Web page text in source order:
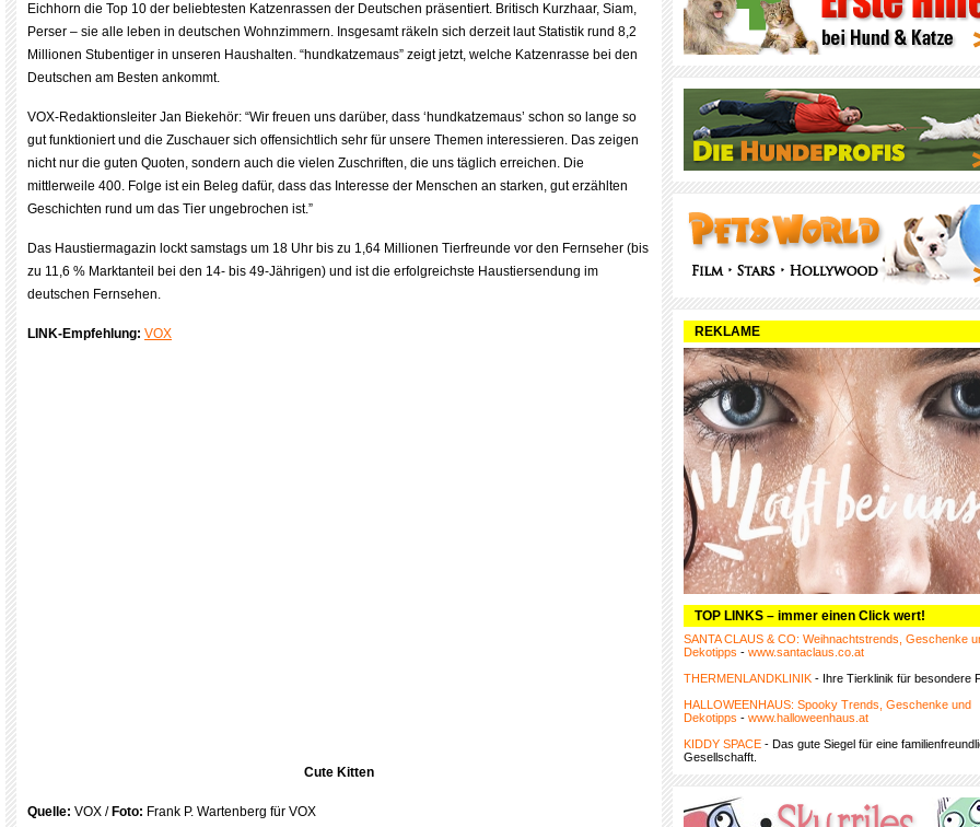
Eichhorn die Top 10 der beliebtesten Katzenrassen der Deutschen präsentiert. Britisch Kurzhaar, Siam,
Perser – sie alle leben in deutschen Wohnzimmern. Insgesamt räkeln sich derzeit laut Statistik rund 8,2
Millionen Stubentiger in unseren Haushalten. “hundkatzemaus” zeigt jetzt, welche Katzenrasse bei den
Deutschen am Besten ankommt.
VOX-Redaktionsleiter Jan Biekehör: “Wir freuen uns darüber, dass ‘hundkatzemaus’ schon so lange so
gut funktioniert und die Zuschauer sich offensichtlich sehr für unsere Themen interessieren. Das zeigen
nicht nur die guten Quoten, sondern auch die vielen Zuschriften, die uns täglich erreichen. Die
mittlerweile 400. Folge ist ein Beleg dafür, dass das Interesse der Menschen an starken, gut erzählten
Geschichten rund um das Tier ungebrochen ist.”
Das Haustiermagazin lockt samstags um 18 Uhr bis zu 1,64 Millionen Tierfreunde vor den Fernseher (bis
zu 11,6 % Marktanteil bei den 14- bis 49-Jährigen) und ist die erfolgreichste Haustiersendung im
deutschen Fernsehen.
LINK-Empfehlung: VOX
Cute Kitten
Quelle: VOX / Foto: Frank P. Wartenberg für VOX
REKLAME
TOP LINKS – immer einen Click wert!
SANTA CLAUS & CO: Weihnachtstrends, Geschenke
Dekotipps - www.santaclaus.co.at
THERMENLANDKLINIK - Ihre Tierklinik für besondere
HALLOWEENHAUS: Spooky Trends, Geschenke und
Dekotipps - www.halloweenhaus.at
KIDDY SPACE - Das gute Siegel für eine
Gesellschafft.